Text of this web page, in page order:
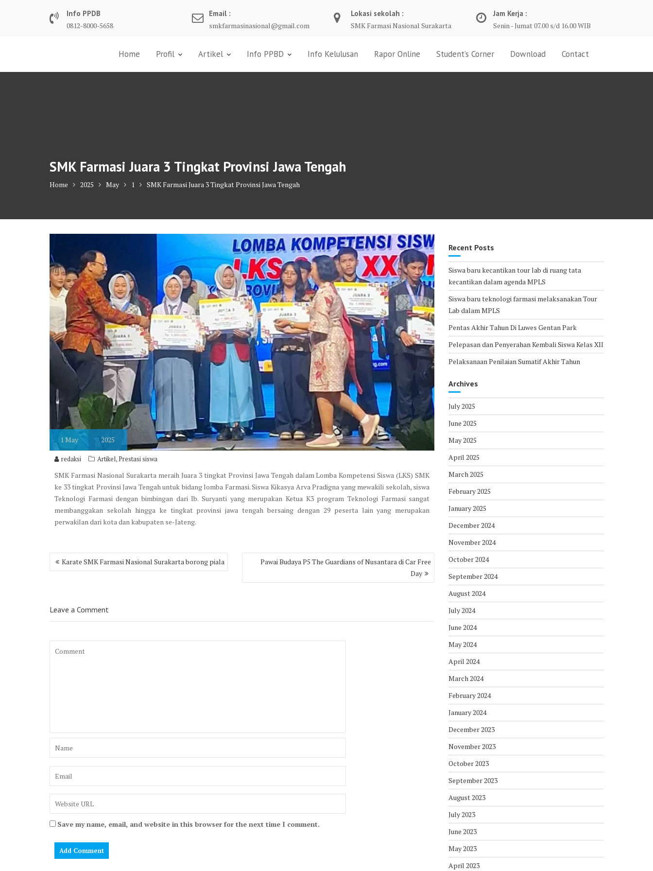
Info PPDB
0812-8000-5658
Email :
smkfarmasinasional@gmail.com
Lokasi sekolah :
SMK Farmasi Nasional Surakarta
Jam Kerja :
Senin - Jumat 07.00 s/d 16.00 WIB
Home Profil Artikel Info PPBD Info Kelulusan Rapor Online Student’s Corner Download Contact
SMK Farmasi Juara 3 Tingkat Provinsi Jawa Tengah
Home 2025 May 1 SMK Farmasi Juara 3 Tingkat Provinsi Jawa Tengah
1 May 2025
redaksi Artikel,Prestasi siswa
SMK Farmasi Nasional Surakarta meraih Juara 3 tingkat Provinsi Jawa Tengah dalam Lomba Kompetensi Siswa (LKS) SMK
ke 33 tingkat Provinsi Jawa Tengah untuk bidang lomba Farmasi. Siswa Kikasya Arva Pradigna yang mewakili sekolah, siswa
Teknologi Farmasi dengan bimbingan dari Ib. Suryanti yang merupakan Ketua K3 program Teknologi Farmasi sangat
membanggakan sekolah hingga ke tingkat provinsi jawa tengah bersaing dengan 29 peserta lain yang merupakan
perwakilan dari kota dan kabupaten se-Jateng.
Post
navigation
Karate SMK Farmasi Nasional Surakarta borong piala
Pawai Budaya P5 The Guardians of Nusantara di Car Free
Day
Leave a Comment
Save my name, email, and website in this browser for the next time I comment.
Recent Posts
Siswa baru kecantikan tour lab di ruang tata
kecantikan dalam agenda MPLS
Siswa baru teknologi farmasi melaksanakan Tour
Lab dalam MPLS
Pentas Akhir Tahun Di Luwes Gentan Park
Pelepasan dan Penyerahan Kembali Siswa Kelas XII
Pelaksanaan Penilaian Sumatif Akhir Tahun
Archives
July 2025
June 2025
May 2025
April 2025
March 2025
February 2025
January 2025
December 2024
November 2024
October 2024
September 2024
August 2024
July 2024
June 2024
May 2024
April 2024
March 2024
February 2024
January 2024
December 2023
November 2023
October 2023
September 2023
August 2023
July 2023
June 2023
May 2023
April 2023